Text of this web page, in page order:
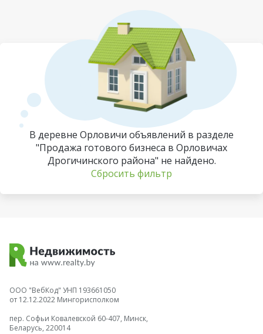
В деревне Орловичи объявлений в разделе
"Продажа готового бизнеса в Орловичах
Дрогичинского района" не найдено.
Сбросить фильтр
ООО "ВебКод" УНП 193661050
от 12.12.2022 Мингорисполком
пер. Софьи Ковалевской 60-407, Минск,
Беларусь, 220014